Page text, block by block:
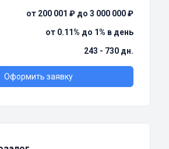
от 200 001 ₽ до 3 000 000 ₽
от 0.11% до 1% в день
243 - 730 дн.
Оформить заявку